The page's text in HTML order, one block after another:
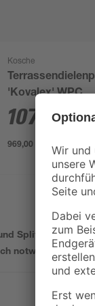
Kosche
'Kovalex' WPC
graubraun 3000 x
3000 x 26 mm
107 67€/ m²
969,00 € / Pack
Splitterbildung
notwendig